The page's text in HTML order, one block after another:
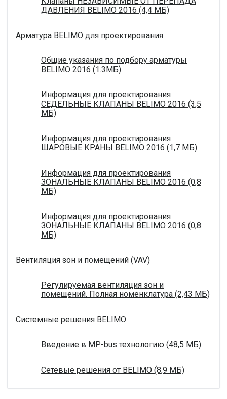
ДАВЛЕНИЯ BELIMO 2016 (4,4 МБ)
Арматура BELIMO для проектирования
Общие указания по подбору арматуры
BELIMO 2016 (1.3МБ)
Информация для проектирования
СЕДЕЛЬНЫЕ КЛАПАНЫ BELIMO 2016 (3,5
МБ)
Информация для проектирования
ШАРОВЫЕ КРАНЫ BELIMO 2016 (1,7 МБ)
Информация для проектирования
ЗОНАЛЬНЫЕ КЛАПАНЫ BELIMO 2016 (0,8
МБ)
Информация для проектирования
ЗОНАЛЬНЫЕ КЛАПАНЫ BELIMO 2016 (0,8
МБ)
Вентиляция зон и помещений (VAV)
Регулируемая вентиляция зон и
помещений. Полная номенклатура (2,43 МБ)
Системные решения BELIMO
Введение в MP-bus технологию (48,5 МБ)
Сетевые решения от BELIMO (8,9 МБ)